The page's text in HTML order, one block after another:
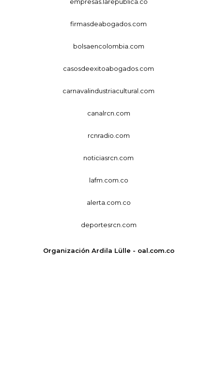
firmasdeabogados.com
bolsaencolombia.com
casosdeexitoabogados.com
carnavalindustriacultural.com
canalrcn.com
rcnradio.com
noticiasrcn.com
lafm.com.co
alerta.com.co
deportesrcn.com
Organización Ardila Lülle - oal.com.co